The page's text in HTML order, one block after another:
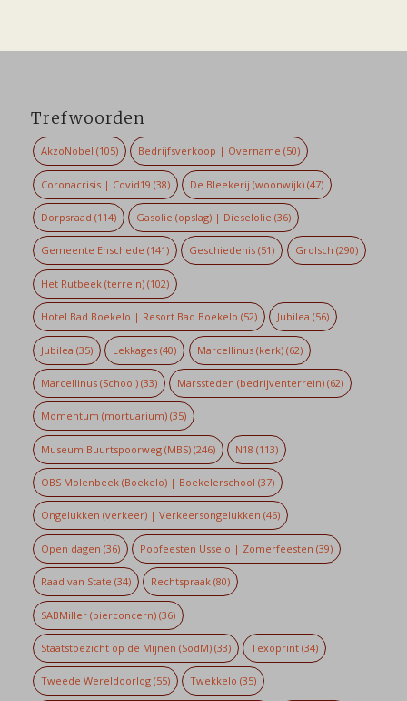
Trefwoorden
AkzoNobel (105) Bedrijfsverkoop | Overname (50)
Coronacrisis | Covid19 (38) De Bleekerij (woonwijk) (47)
Dorpsraad (114) Gasolie (opslag) | Dieselolie (36)
Gemeente Enschede (141) Geschiedenis (51) Grolsch (290)
Het Rutbeek (terrein)(102)
Hotel Bad Boekelo | Resort Bad Boekelo (52) Jubilea (56)
Jubilea (35) Lekkages (40) Marcellinus (kerk)(62)
Marcellinus (School)(33) Marssteden (bedrijventerrein) (62)
Momentum (mortuarium)(35)
Museum Buurtspoorweg (MBS)(246) N18 (113)
OBS Molenbeek (Boekelo) | Boekelerschool (37)
Ongelukken (verkeer) | Verkeersongelukken (46)
Open dagen (36) Popfeesten Usselo | Zomerfeesten (39)
Raad van State (34) Rechtspraak (80)
SABMiller (bierconcern)(36)
Staatstoezicht op de Mijnen (SodM)(33) Texoprint (34)
Tweede Wereldoorlog(55) Twekkelo (35)